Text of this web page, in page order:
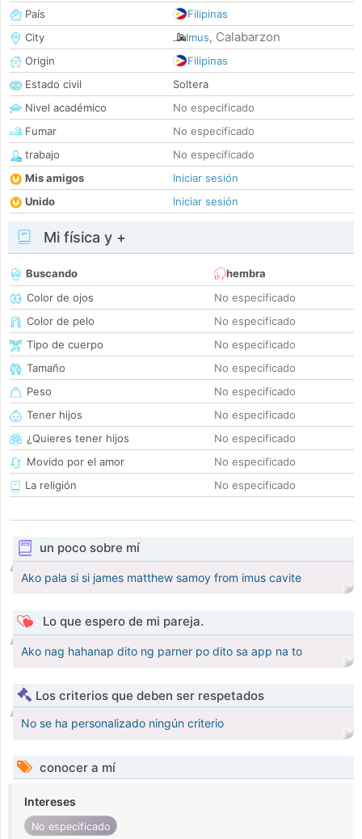
País
Filipinas
City
Imus, Calabarzon
Origin
Filipinas
Estado civil
Soltera
Nivel académico
No especificado
Fumar
No especificado
trabajo
No especificado
Mis amigos
Iniciar sesión
Unido
Iniciar sesión
Mi física y +
Buscando
hembra
Color de ojos
No especificado
Color de pelo
No especificado
Tipo de cuerpo
No especificado
Tamaño
No especificado
Peso
No especificado
Tener hijos
No especificado
¿Quieres tener hijos
No especificado
Movido por el amor
No especificado
La religión
No especificado
un poco sobre mí
Ako pala si si james matthew samoy from imus cavite
Lo que espero de mi pareja.
Ako nag hahanap dito ng parner po dito sa app na to
Los criterios que deben ser respetados
No se ha personalizado ningún criterio
conocer a mí
Intereses
No especificado